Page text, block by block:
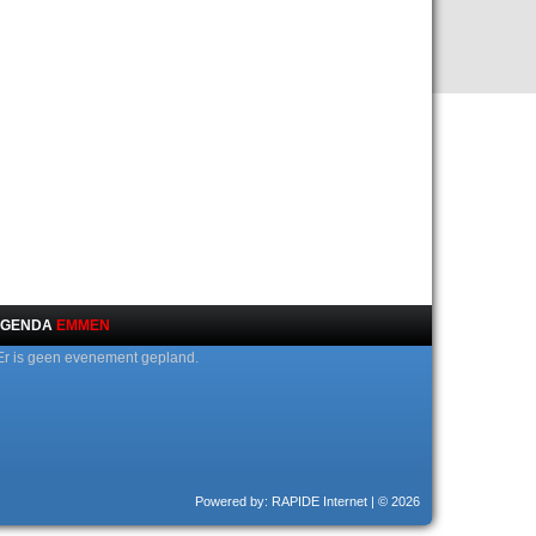
EMMEN
is geen evenement gepland.
Powered by: RAPIDE Internet | © 2026